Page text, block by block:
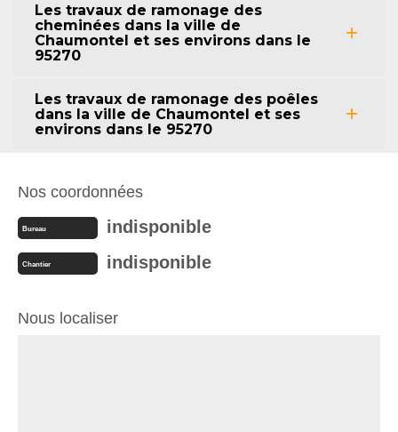
Les travaux de ramonage des
cheminées dans la ville de
Chaumontel et ses environs dans le
95270
Les travaux de ramonage des poêles
dans la ville de Chaumontel et ses
environs dans le 95270
Nos coordonnées
Bureau indisponible
Chantier indisponible
Nous localiser